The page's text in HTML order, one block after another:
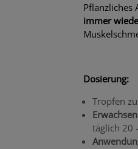
Pflanzliches
immer
Dosierung:
Tropfen
täglich 20